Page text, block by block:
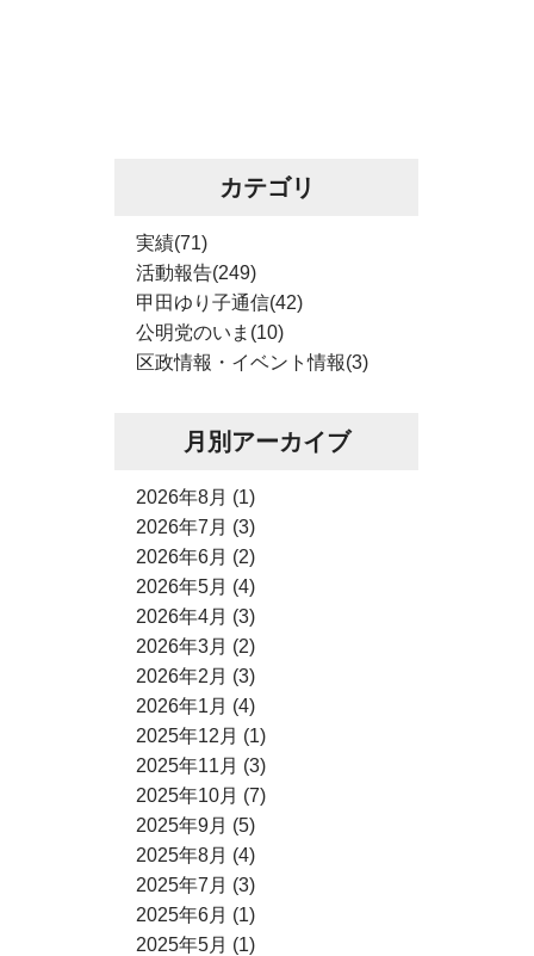
カテゴリ
実績(71)
活動報告(249)
甲田ゆり子通信(42)
公明党のいま(10)
区政情報・イベント情報(3)
月別アーカイブ
2026年8月 (1)
2026年7月 (3)
2026年6月 (2)
2026年5月 (4)
2026年4月 (3)
2026年3月 (2)
2026年2月 (3)
2026年1月 (4)
2025年12月 (1)
2025年11月 (3)
2025年10月 (7)
2025年9月 (5)
2025年8月 (4)
2025年7月 (3)
2025年6月 (1)
2025年5月 (1)